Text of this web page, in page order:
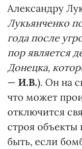
Александру
Лукьянченко
года после
пор является
Донецка,
— И.В.). Он на
что может
отключится
строя
быть, если